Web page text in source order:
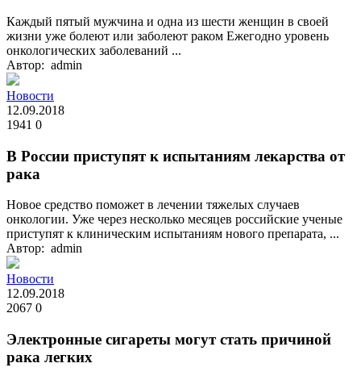
Каждый пятый мужчина и одна из шести женщин в своей
жизни уже болеют или заболеют раком Ежегодно уровень
онкологических заболеваний ...
Автор: admin
Новости
12.09.2018
1941 0
В России приступят к испытаниям лекарства от
рака
Новое средство поможет в лечении тяжелых случаев
онкологии. Уже через несколько месяцев российские ученые
приступят к клиническим испытаниям нового препарата, ...
Автор: admin
Новости
12.09.2018
2067 0
Электронные сигареты могут стать причиной
рака легких